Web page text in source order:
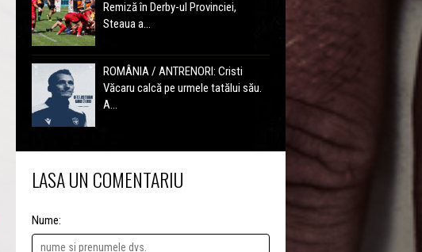
Remiză în Derby-ul Provinciei,
Steaua a...
ROMÂNIA / ANTRENORI: Cristi
Văcaru calcă pe urmele tatălui său.
A...
LASA UN COMENTARIU
Nume: